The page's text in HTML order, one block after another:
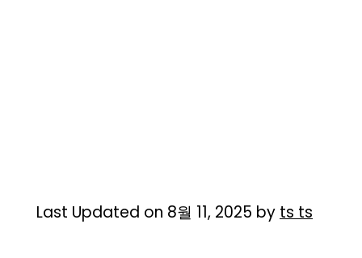
Last Updated on 8월 11, 2025 by ts ts